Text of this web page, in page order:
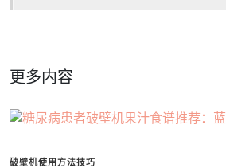
更多内容
破壁机使用方法技巧